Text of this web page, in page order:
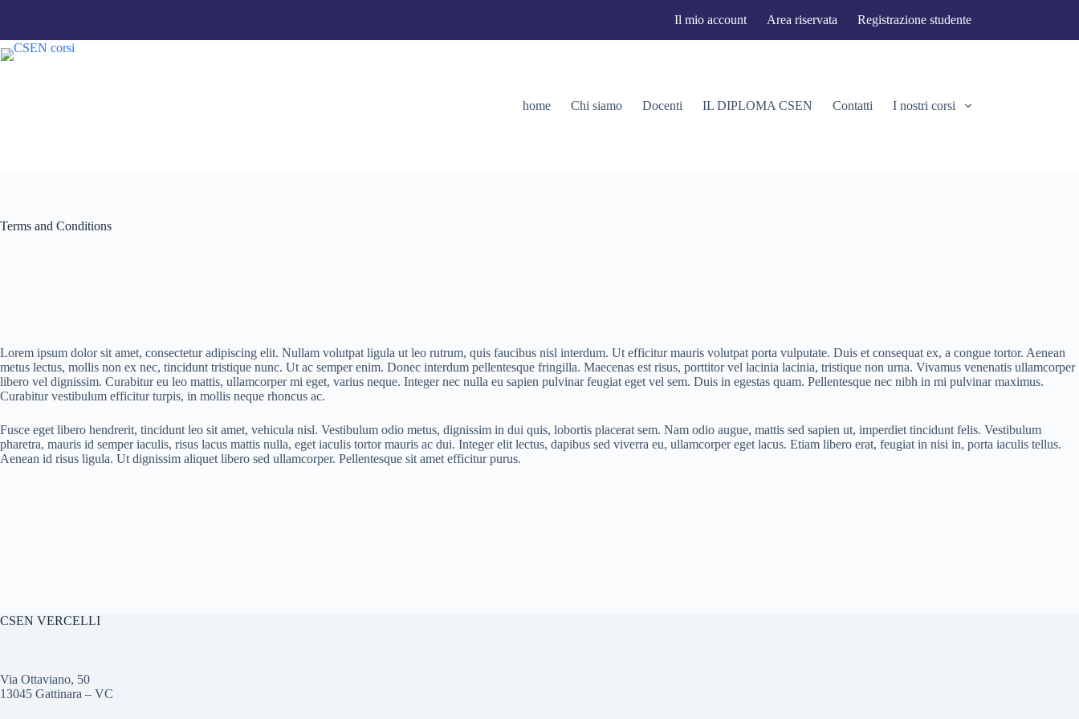
Il mio account Area riservata Registrazione studente
home Chi siamo Docenti IL DIPLOMA CSEN Contatti I nostri corsi
Terms and Conditions
Lorem ipsum dolor sit amet, consectetur adipiscing elit. Nullam volutpat ligula ut leo rutrum, quis faucibus nisl interdum. Ut efficitur mauris volutpat porta vulputate. Duis et consequat ex, a congue tortor. Aenean
metus lectus, mollis non ex nec, tincidunt tristique nunc. Ut ac semper enim. Donec interdum pellentesque fringilla. Maecenas est risus, porttitor vel lacinia lacinia, tristique non urna. Vivamus venenatis ullamcorper
libero vel dignissim. Curabitur eu leo mattis, ullamcorper mi eget, varius neque. Integer nec nulla eu sapien pulvinar feugiat eget vel sem. Duis in egestas quam. Pellentesque nec nibh in mi pulvinar maximus.
Curabitur vestibulum efficitur turpis, in mollis neque rhoncus ac.
Fusce eget libero hendrerit, tincidunt leo sit amet, vehicula nisl. Vestibulum odio metus, dignissim in dui quis, lobortis placerat sem. Nam odio augue, mattis sed sapien ut, imperdiet tincidunt felis. Vestibulum
pharetra, mauris id semper iaculis, risus lacus mattis nulla, eget iaculis tortor mauris ac dui. Integer elit lectus, dapibus sed viverra eu, ullamcorper eget lacus. Etiam libero erat, feugiat in nisi in, porta iaculis tellus.
Aenean id risus ligula. Ut dignissim aliquet libero sed ullamcorper. Pellentesque sit amet efficitur purus.
CSEN VERCELLI
Via Ottaviano, 50
13045 Gattinara – VC